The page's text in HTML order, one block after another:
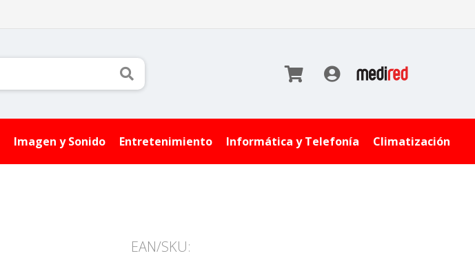
Imagen y Sonido Entretenimiento Informática y Telefonía Climatización
EAN/SKU: